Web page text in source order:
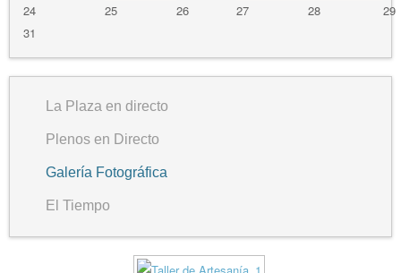
24 25 26 27 28
29
31
La Plaza en directo
Plenos en Directo
Galería Fotográfica
El Tiempo